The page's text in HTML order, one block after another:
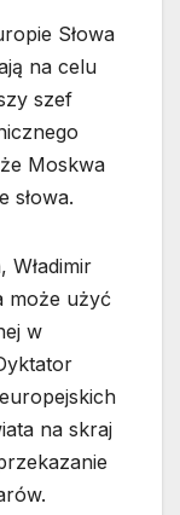
Słowa
na celu
szef
Moskwa
słowa.
może użyć
w
na skraj